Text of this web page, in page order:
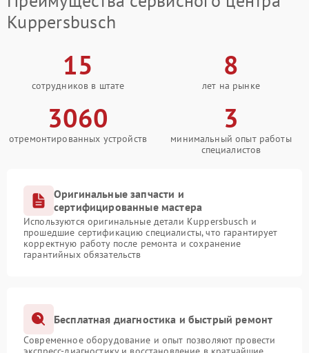
Kuppersbusch
15
сотрудников в штате
8
лет на рынке
3060
отремонтированных устройств
3
минимальный опыт работы
специалистов
Оригинальные запчасти и
сертифицированные мастера
Используются оригинальные детали Kuppersbusch и
прошедшие сертификацию специалисты, что гарантирует
корректную работу после ремонта и сохранение
гарантийных обязательств
Бесплатная диагностика и быстрый ремонт
Современное оборудование и опыт позволяют провести